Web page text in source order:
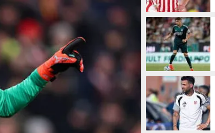
9 menit 44 detik lalu
15 menit 54 detik lalu